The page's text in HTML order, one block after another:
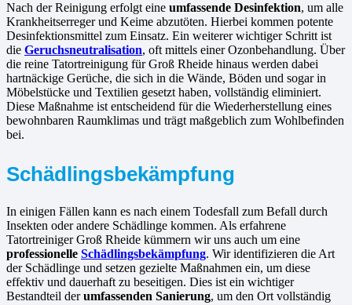
Nach der Reinigung erfolgt eine umfassende Desinfektion, um alle
Krankheitserreger und Keime abzutöten. Hierbei kommen potente
Desinfektionsmittel zum Einsatz. Ein weiterer wichtiger Schritt ist
die Geruchsneutralisation, oft mittels einer Ozonbehandlung. Über
die reine Tatortreinigung für Groß Rheide hinaus werden dabei
hartnäckige Gerüche, die sich in die Wände, Böden und sogar in
Möbelstücke und Textilien gesetzt haben, vollständig eliminiert.
Diese Maßnahme ist entscheidend für die Wiederherstellung eines
bewohnbaren Raumklimas und trägt maßgeblich zum Wohlbefinden
bei.
Schädlingsbekämpfung
In einigen Fällen kann es nach einem Todesfall zum Befall durch
Insekten oder andere Schädlinge kommen. Als erfahrene
Tatortreiniger Groß Rheide kümmern wir uns auch um eine
professionelle Schädlingsbekämpfung. Wir identifizieren die Art
der Schädlinge und setzen gezielte Maßnahmen ein, um diese
effektiv und dauerhaft zu beseitigen. Dies ist ein wichtiger
Bestandteil derumfassenden Sanierung, um den Ort vollständig